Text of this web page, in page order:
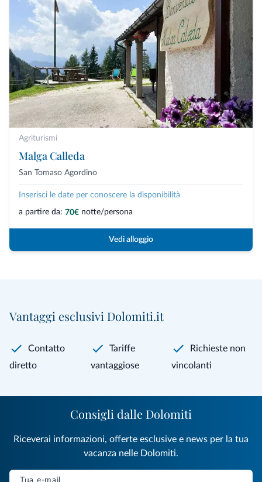
Agriturismi
Malga Calleda
San Tomaso Agordino
Inserisci le date per conoscere la disponibilità
a partire da: 70€ notte/persona
Vedi alloggio
Vantaggi esclusivi Dolomiti.it
Contatto
diretto
Tariffe
vantaggiose
Richieste non
vincolanti
Consigli dalle Dolomiti
Riceverai informazioni, offerte esclusive e news per la tua
vacanza nelle Dolomiti.